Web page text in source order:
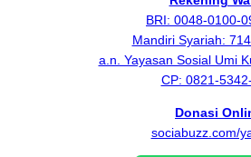
BRI: 0048-0100-
Mandiri Syariah:
a.n. Yayasan Sosial Umi
CP: 0821-
Donasi
sociabuzz.com/